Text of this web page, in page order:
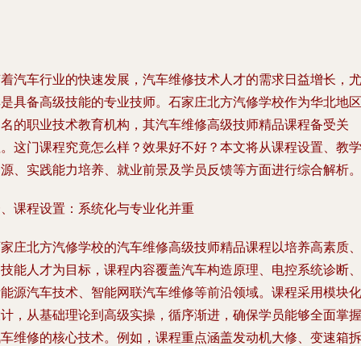
汽车行业的快速发展，汽车维修技术人才的需求日益增长，尤
具备高级技能的专业技师。石家庄北方汽修学校作为华北地区
的职业技术教育机构，其汽车维修高级技师精品课程备受关
这门课程究竟怎么样？效果好不好？本文将从课程设置、教学
、实践能力培养、就业前景及学员反馈等方面进行综合解析。
课程设置：系统化与专业化并重
庄北方汽修学校的汽车维修高级技师精品课程以培养高素质、
能人才为目标，课程内容覆盖汽车构造原理、电控系统诊断、
源汽车技术、智能网联汽车维修等前沿领域。课程采用模块化
，从基础理论到高级实操，循序渐进，确保学员能够全面掌握
维修的核心技术。例如，课程重点涵盖发动机大修、变速箱拆